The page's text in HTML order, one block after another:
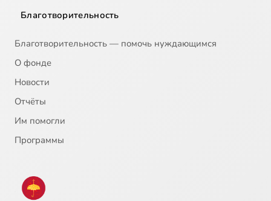
Благотворительность
Благотворительность — помочь нуждающимся
О фонде
Новости
Отчёты
Им помогли
Программы